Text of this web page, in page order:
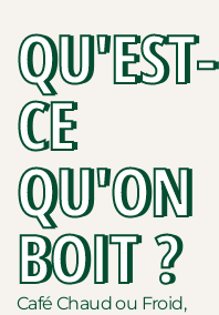
QU'EST-
CE
QU'ON
BOIT ?
Café Chaud ou Froid,